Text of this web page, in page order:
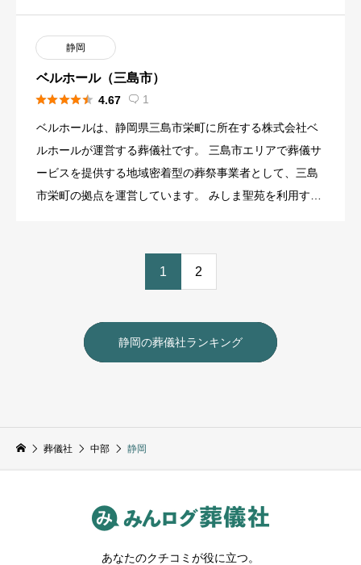
静岡
ベルホール（三島市）
 4.67  1
ベルホールは、静岡県三島市栄町に所在する株式会社ベ
ルホールが運営する葬儀社です。 三島市エリアで葬儀サ
ービスを提供する地域密着型の葬祭事業者として、三島
市栄町の拠点を運営しています。 みしま聖苑を利用する
1 2
静岡の葬儀社ランキング
葬儀社 中部 静岡
あなたのクチコミが役に立つ。